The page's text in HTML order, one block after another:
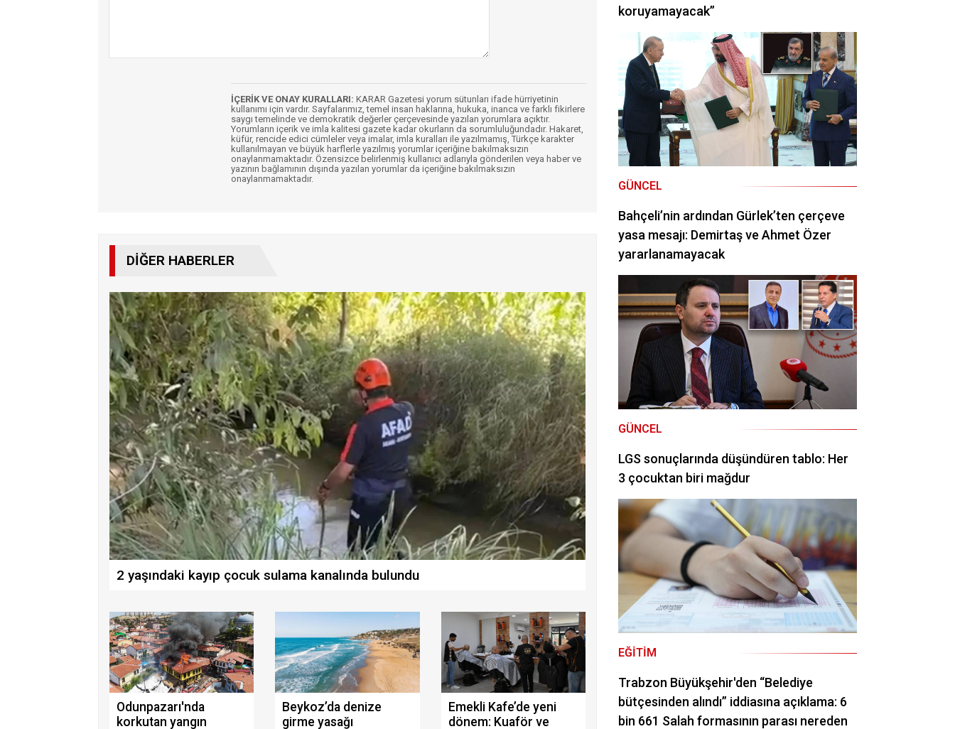
İÇERİK VE ONAY KURALLARI: KARAR Gazetesi yorum sütunları ifade hürriyetinin
kullanımı için vardır. Sayfalarımız, temel insan haklarına, hukuka, inanca ve farklı fikirlere
saygı temelinde ve demokratik değerler çerçevesinde yazılan yorumlara açıktır.
Yorumların içerik ve imla kalitesi gazete kadar okurların da sorumluluğundadır. Hakaret,
küfür, rencide edici cümleler veya imalar, imla kuralları ile yazılmamış, Türkçe karakter
kullanılmayan ve büyük harflerle yazılmış yorumlar içeriğine bakılmaksızın
onaylanmamaktadır. Özensizce belirlenmiş kullanıcı adlarıyla gönderilen veya haber ve
yazının bağlamının dışında yazılan yorumlar da içeriğine bakılmaksızın
onaylanmamaktadır.
DIĞER HABERLER
2 yaşındaki kayıp çocuk sulama kanalında bulundu
Odunpazarı'nda
korkutan yangın
Beykoz’da denize
girme yasağı
Emekli Kafe’de yeni
dönem: Kuaför ve
koruyamayacak”
GÜNCEL
Bahçeli’nin ardından Gürlek’ten çerçeve
yasa mesajı: Demirtaş ve Ahmet Özer
yararlanamayacak
GÜNCEL
LGS sonuçlarında düşündüren tablo: Her
3 çocuktan biri mağdur
EĞITIM
Trabzon Büyükşehir'den “Belediye
bütçesinden alındı” iddiasına açıklama: 6
bin 661 Salah formasının parası nereden